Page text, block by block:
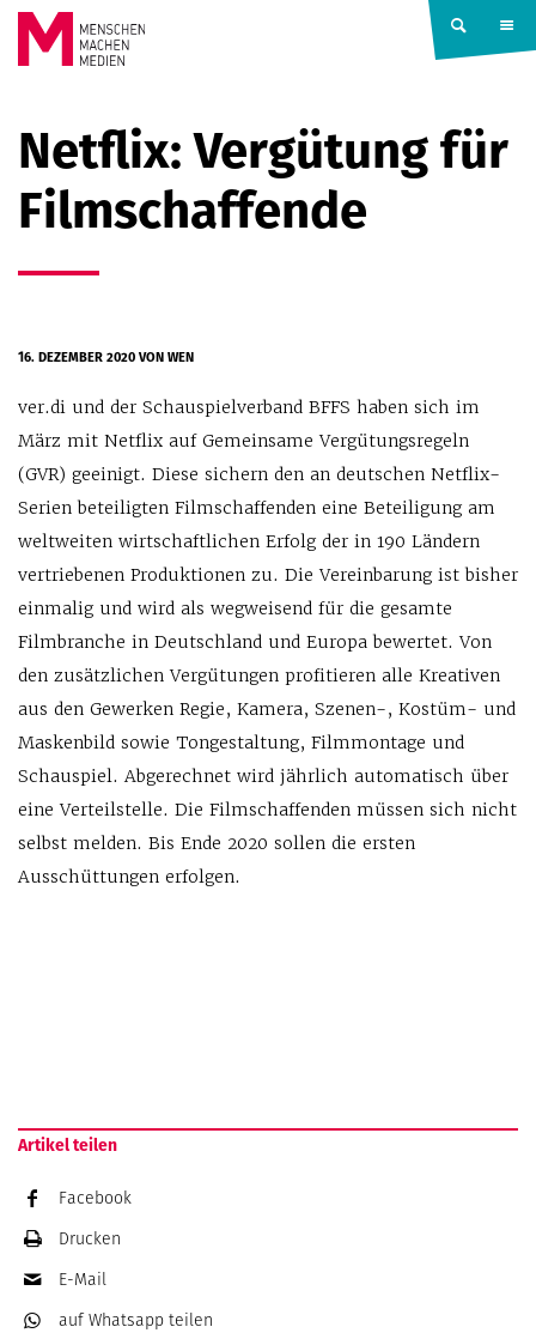
Springe zum Inhalt
MACHEN
MEDIEN
Netflix: Vergütung für
Filmschaffende
16. DEZEMBER 2020VON WEN
ver.di und der Schauspielverband BFFS haben sich im
März mit Netflix auf Gemeinsame Vergütungsregeln
(GVR) geeinigt. Diese sichern den an deutschen Netflix-
Serien beteiligten Filmschaffenden eine Beteiligung am
weltweiten wirtschaftlichen Erfolg der in 190 Ländern
vertriebenen Produktionen zu. Die Vereinbarung ist bisher
einmalig und wird als wegweisend für die gesamte
Filmbranche in Deutschland und Europa bewertet. Von
den zusätzlichen Vergütungen profitieren alle Kreativen
aus den Gewerken Regie, Kamera, Szenen-, Kostüm- und
Maskenbild sowie Tongestaltung, Filmmontage und
Schauspiel. Abgerechnet wird jährlich automatisch über
eine Verteilstelle. Die Filmschaffenden müssen sich nicht
selbst melden. Bis Ende 2020 sollen die ersten
Ausschüttungen erfolgen.
Artikel teilen
Facebook
Drucken
E-Mail
auf Whatsapp teilen